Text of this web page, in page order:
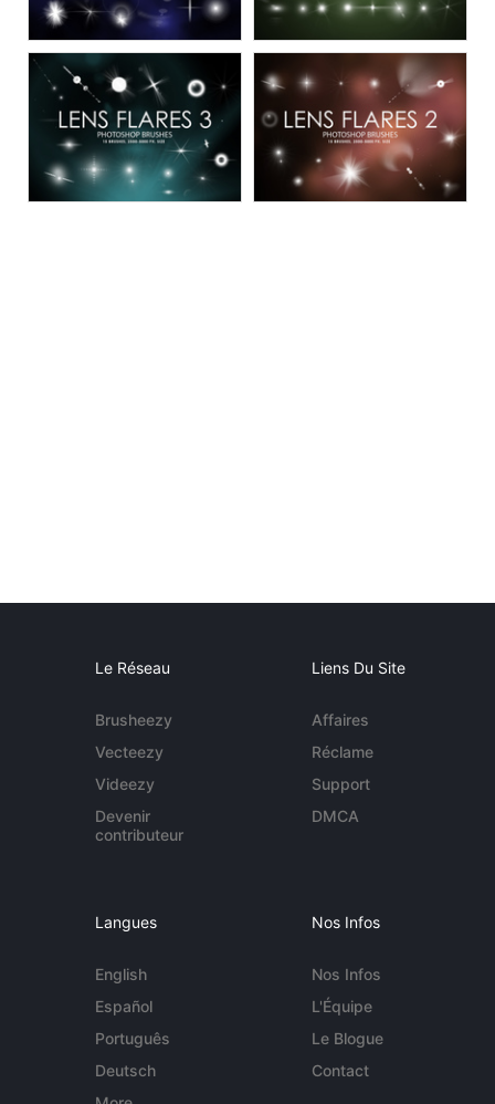
Le Réseau
Brusheezy
Vecteezy
Videezy
Devenir
contributeur
Liens Du Site
Affaires
Réclame
Support
DMCA
Langues
English
Español
Português
Deutsch
Nos Infos
Nos Infos
L'Équipe
Le Blogue
Contact